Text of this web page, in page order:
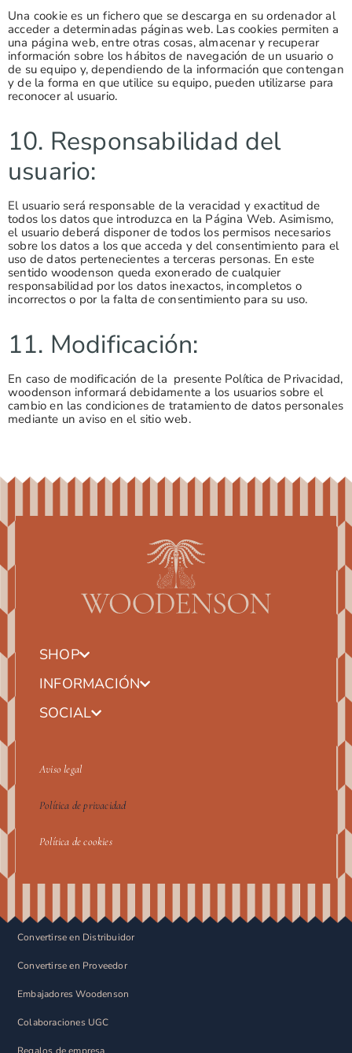
Una cookie es un fichero que se descarga en su ordenador al
acceder a determinadas páginas web. Las cookies permiten a
una página web, entre otras cosas, almacenar y recuperar
información sobre los hábitos de navegación de un usuario o
de su equipo y, dependiendo de la información que contengan
y de la forma en que utilice su equipo, pueden utilizarse para
reconocer al usuario.
10. Responsabilidad del
usuario:
El usuario será responsable de la veracidad y exactitud de
todos los datos que introduzca en la Página Web. Asimismo,
el usuario deberá disponer de todos los permisos necesarios
sobre los datos a los que acceda y del consentimiento para el
uso de datos pertenecientes a terceras personas. En este
sentido woodenson queda exonerado de cualquier
responsabilidad por los datos inexactos, incompletos o
incorrectos o por la falta de consentimiento para su uso.
11. Modificación:
En caso de modificación de la presente Política de Privacidad,
woodenson informará debidamente a los usuarios sobre el
cambio en las condiciones de tratamiento de datos personales
mediante un aviso en el sitio web.
SHOP
INFORMACIÓN
SOCIAL
Aviso legal
Política de privacidad
Política de cookies
Convertirse en Distribuidor
Convertirse en Proveedor
Embajadores Woodenson
Colaboraciones UGC